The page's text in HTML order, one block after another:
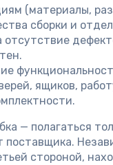
(материалы,
сборки и
отсутствие
ящиков,
— полагаться
поставщика.
стороной,